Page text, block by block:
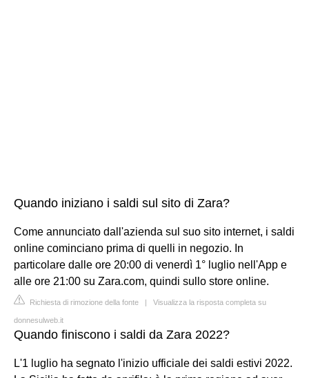
Quando iniziano i saldi sul sito di Zara?
Come annunciato dall'azienda sul suo sito internet, i saldi
online cominciano prima di quelli in negozio. In
particolare dalle ore 20:00 di venerdì 1° luglio nell'App e
alle ore 21:00 su Zara.com, quindi sullo store online.
Richiesta di rimozione della fonte | Visualizza la risposta completa su
donnesulweb.it
Quando finiscono i saldi da Zara 2022?
L'1 luglio ha segnato l'inizio ufficiale dei saldi estivi 2022.